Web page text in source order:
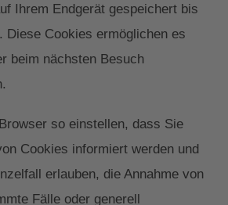
Ihrem Endgerät gespeichert bis
Diese Cookies ermöglichen es
beim nächsten Besuch
so einstellen, dass Sie
Cookies informiert werden und
erlauben, die Annahme von
Fälle oder generell